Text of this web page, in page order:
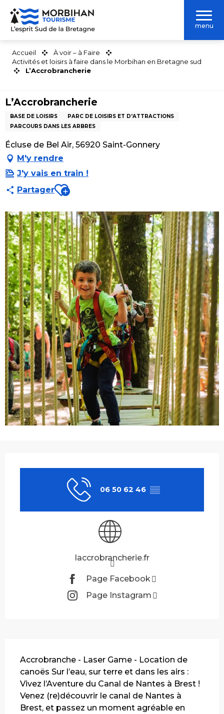
Aller
contenu
menu
Accueil
À voir – à Faire
Activités et loisirs à faire dans le Morbihan en Bretagne sud
L’Accrobrancherie
L’Accrobrancherie
BASE DE LOISIRS
PARC DE LOISIRS ET D'ATTRACTIONS
PARCOURS DANS LES ARBRES
Écluse de Bel Air, 56920 Saint-Gonnery
M'y rendre
J'y vais en train !
PartagerAjouter aux favoris
06 50 62 46 ▒▒
laccrobrancherie.fr
Page Facebook
Page Instagram
Accrobranche - Laser Game - Location de
canoës Sur l’eau, sur terre et dans les airs :
Vivez l’Aventure du Canal de Nantes à Brest !
Venez (re)découvrir le canal de Nantes à
Brest, et passez un moment agréable en